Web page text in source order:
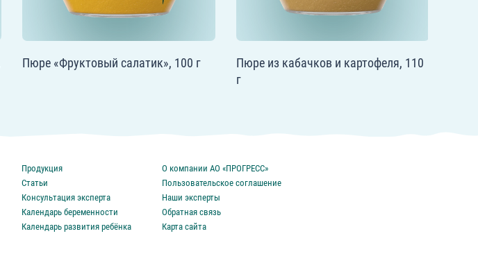
Пюре «Фруктовый салатик», 100 г
Пюре из кабачков и картофеля, 110
г
Продукция
Статьи
Консультация эксперта
Календарь беременности
Календарь развития ребёнка
О компании АО «ПРОГРЕСС»
Пользовательское соглашение
Наши эксперты
Обратная связь
Карта сайта